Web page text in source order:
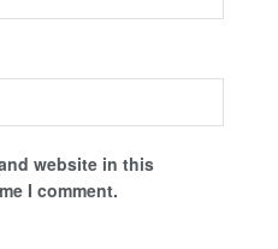
website in this
I comment.